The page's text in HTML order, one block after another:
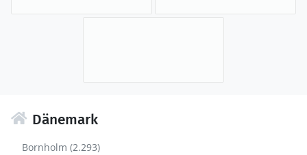
Dänemark
Bornholm (2.293)